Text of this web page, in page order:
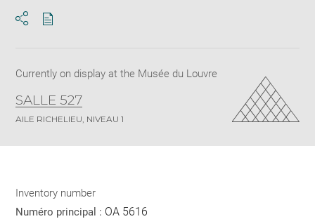
Currently on display at the Musée du Louvre
SALLE 527
AILE RICHELIEU, NIVEAU 1
Inventory number
Numéro principal : OA 5616